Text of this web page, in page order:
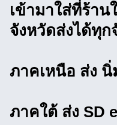
เข้ามาใส่ที่ร้า
จังหวัดส่งได้ทุ
ภาคเหนือ ส่ง นิ่
ภาคใต้ ส่ง SD